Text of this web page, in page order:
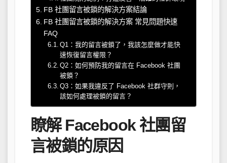
FB 社團留言被鎖的解決方案結論
FB 社團留言被鎖的解決方案 常見問題快速
FAQ
Q1：我的留言被鎖了，我該怎麼做才能快
速恢復留言權限？
Q2：如何預防我的留言在 Facebook 社團
被鎖？
Q3：如果我違反了 Facebook 社群守則，
該如何處理被鎖的留言？
瞭解 Facebook 社團留
言被鎖的原因